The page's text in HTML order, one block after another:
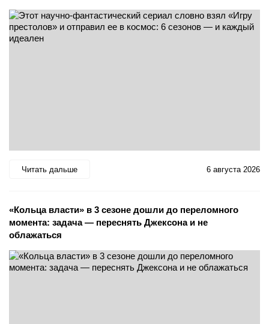
Читать дальше 6 августа 2026
«Кольца власти» в 3 сезоне дошли до переломного
момента: задача — переснять Джексона и не
облажаться